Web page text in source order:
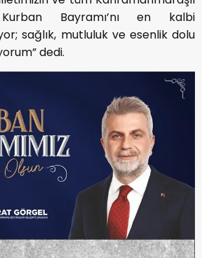
Bayramı’nı en kalbi
sağlık, mutluluk ve esenlik dolu
dedi.